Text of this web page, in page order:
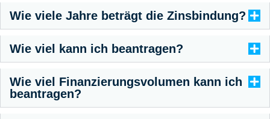
Wie viele Jahre beträgt die Zinsbindung?
Wie viel kann ich beantragen?
Wie viel Finanzierungsvolumen kann ich
beantragen?